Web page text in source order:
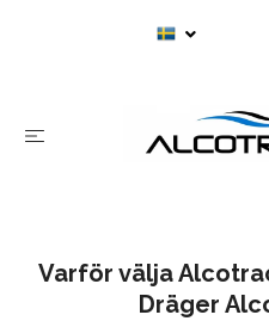
Varför välja
Dräger